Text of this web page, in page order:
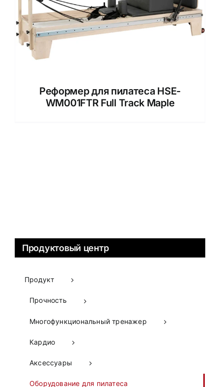
Реформер для пилатеса HSE-
WM001FTR Full Track Maple
Продуктовый центр
Продукт
Прочность
Многофункциональный тренажер
Кардио
Аксессуары
Оборудование для пилатеса